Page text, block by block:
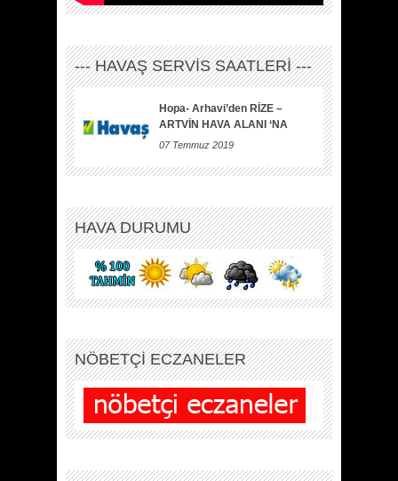
--- HAVAŞ SERVİS SAATLERİ ---
Hopa- Arhavi’den RİZE –
ARTVİN HAVA ALANI ‘NA
07 Temmuz 2019
HAVA DURUMU
NÖBETÇİ ECZANELER